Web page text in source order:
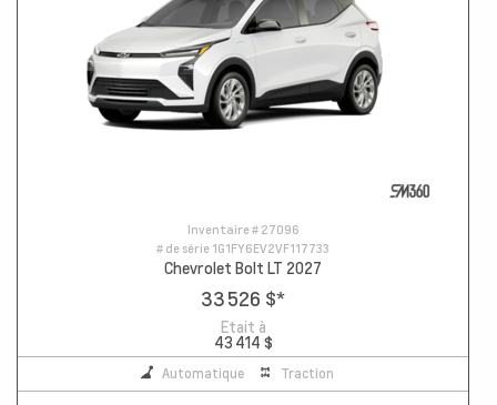
Inventaire # 27096
# de série 1G1FY6EV2VF117733
Chevrolet Bolt LT 2027
33 526 $*
Etait à
43 414 $
Automatique Traction